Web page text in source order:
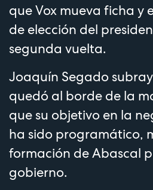
que Vox mueva ficha y
de elección del
segunda vuelta.
Joaquín Segado
quedó al borde de la
que su objetivo en la
ha sido programático,
formación de Abascal
gobierno.